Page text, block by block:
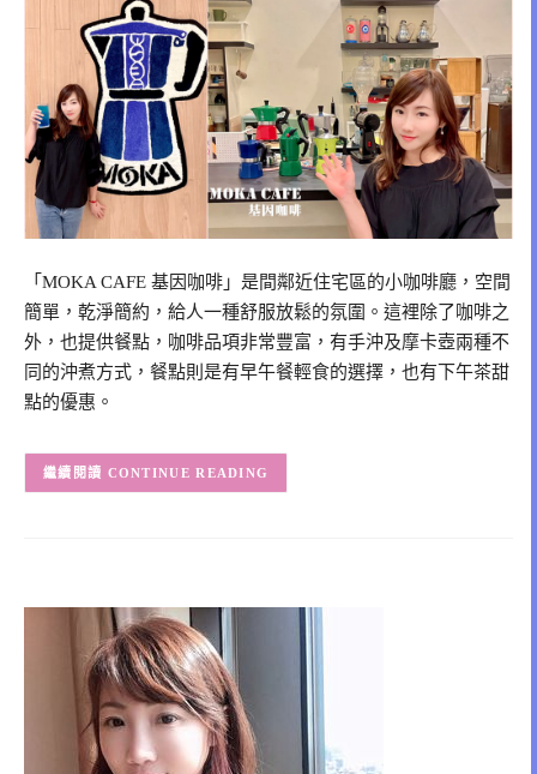
「MOKA CAFE 基因咖啡」是間鄰近住宅區的小咖啡廳，空間
簡單，乾淨簡約，給人一種舒服放鬆的氛圍。這裡除了咖啡之
外，也提供餐點，咖啡品項非常豐富，有手沖及摩卡壺兩種不
同的沖煮方式，餐點則是有早午餐輕食的選擇，也有下午茶甜
點的優惠。
CONTINUE READING